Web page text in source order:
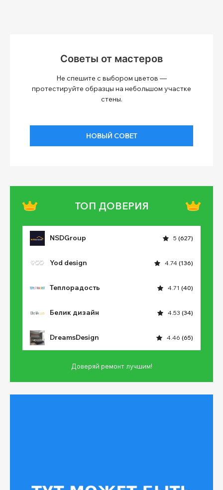
Советы от мастеров
Не спешите с выбором цветов —
протестируйте образцы на небольшом участке
стены.
НОВЫЙ СОВЕТ
ТОП ДОВЕРИЯ
NSDGroup 5 (627)
Yod design 4.74 (136)
Теплорадость 4.71 (40)
Белик дизайн 4.53 (34)
DreamsDesign 4.46 (65)
Доверяй ремонт лучшим!